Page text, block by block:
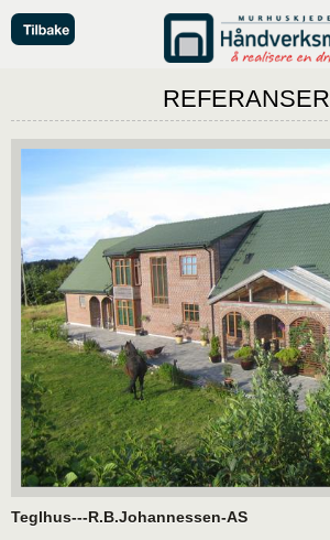
REFERANSER
Teglhus---R.B.Johannessen-AS